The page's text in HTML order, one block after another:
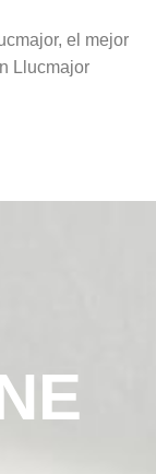
el mejor
Llucmajor